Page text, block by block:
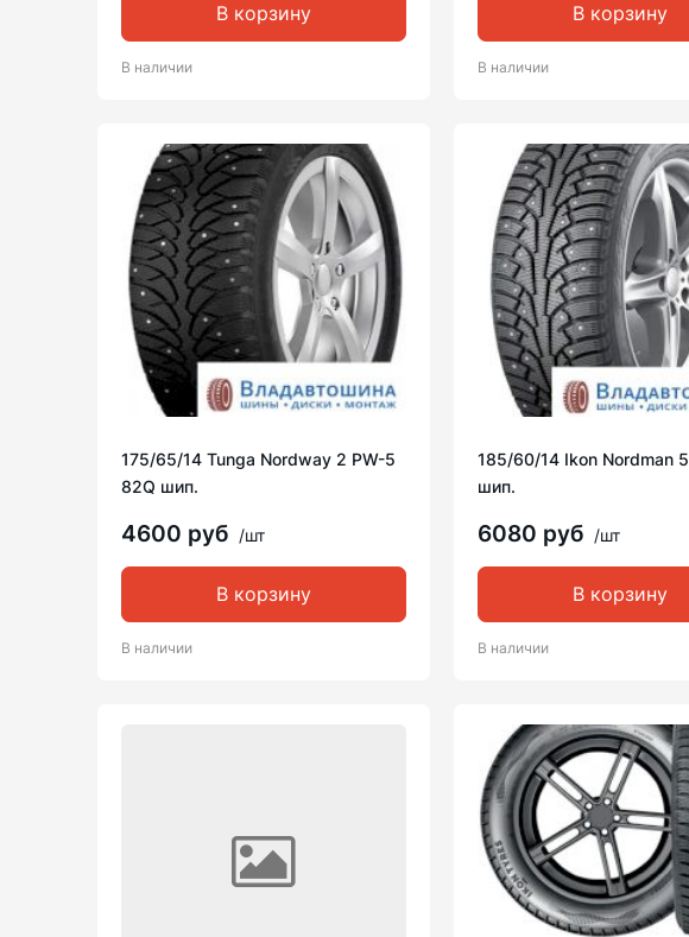
В корзину
В наличии
В корзину
В наличии
175/65/14 Tunga Nordway 2 PW-5
82Q шип.
4600 руб /шт
В корзину
В наличии
185/60/14 Ikon Nordman
шип.
6080 руб /шт
В корзину
В наличии